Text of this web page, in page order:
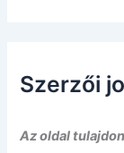
Szerzői
Az oldal